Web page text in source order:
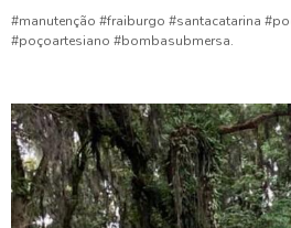
#manutenção #fraiburgo #santacatarina
#poçoartesiano #bombasubmersa.